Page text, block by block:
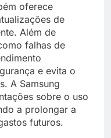
oferece
de
Além de
falhas de
e evita o
A Samsung
sobre o uso
a prolongar a
futuros.